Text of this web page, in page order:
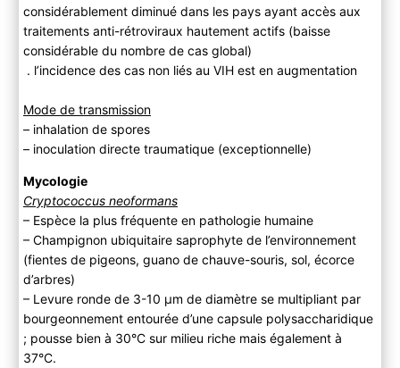
considérablement diminué dans les pays ayant accès aux
traitements anti-rétroviraux hautement actifs (baisse
considérable du nombre de cas global)
. l’incidence des cas non liés au VIH est en augmentation
Mode de transmission
– inhalation de spores
– inoculation directe traumatique (exceptionnelle)
Mycologie
Cryptococcus neoformans
– Espèce la plus fréquente en pathologie humaine
– Champignon ubiquitaire saprophyte de l’environnement
(fientes de pigeons, guano de chauve-souris, sol, écorce
d’arbres)
– Levure ronde de 3-10 μm de diamètre se multipliant par
bourgeonnement entourée d’une capsule polysaccharidique
; pousse bien à 30°C sur milieu riche mais également à
37°C.